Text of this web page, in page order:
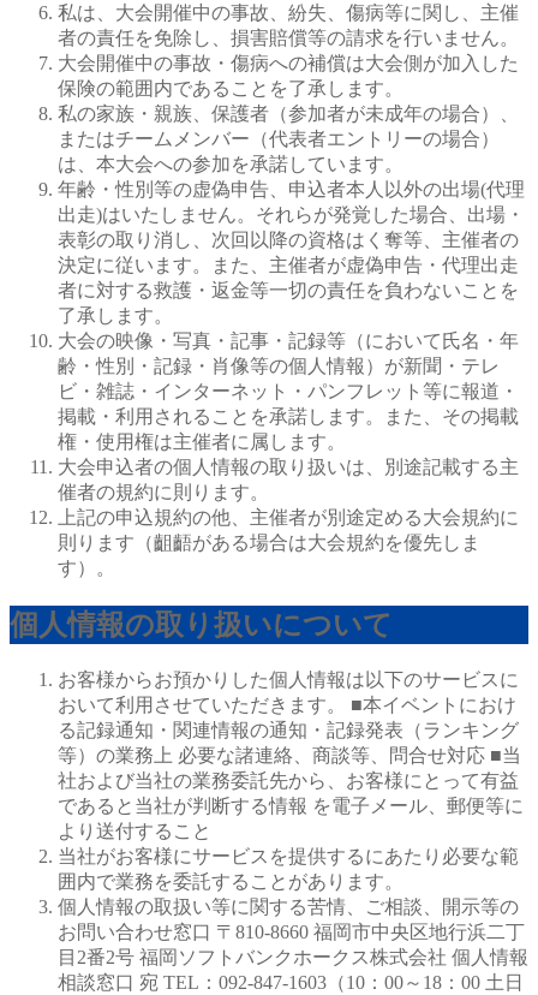
私は、大会開催中の事故、紛失、傷病等に関し、主催
者の責任を免除し、損害賠償等の請求を行いません。
大会開催中の事故・傷病への補償は大会側が加入した
保険の範囲内であることを了承します。
私の家族・親族、保護者（参加者が未成年の場合）、
またはチームメンバー（代表者エントリーの場合）
は、本大会への参加を承諾しています。
年齢・性別等の虚偽申告、申込者本人以外の出場(代理
出走)はいたしません。それらが発覚した場合、出場・
表彰の取り消し、次回以降の資格はく奪等、主催者の
決定に従います。また、主催者が虚偽申告・代理出走
者に対する救護・返金等一切の責任を負わないことを
了承します。
大会の映像・写真・記事・記録等（において氏名・年
齢・性別・記録・肖像等の個人情報）が新聞・テレ
ビ・雑誌・インターネット・パンフレット等に報道・
掲載・利用されることを承諾します。また、その掲載
権・使用権は主催者に属します。
大会申込者の個人情報の取り扱いは、別途記載する主
催者の規約に則ります。
上記の申込規約の他、主催者が別途定める大会規約に
則ります（齟齬がある場合は大会規約を優先しま
す）。
個人情報の取り扱いについて
お客様からお預かりした個人情報は以下のサービスに
おいて利用させていただきます。
■本イベントにおけ
る記録通知・関連情報の通知・記録発表（ランキング
等）の業務上 必要な諸連絡、商談等、問合せ対応 ■当
社および当社の業務委託先から、お客様にとって有益
であると当社が判断する情報 を電子メール、郵便等に
より送付すること
当社がお客様にサービスを提供するにあたり必要な範
囲内で業務を委託することがあります。
個人情報の取扱い等に関する苦情、ご相談、開示等の
お問い合わせ窓口 〒810-8660 福岡市中央区地行浜二丁
目2番2号 福岡ソフトバンクホークス株式会社 個人情報
相談窓口 宛 TEL：092-847-1603（10：00～18：00 土日